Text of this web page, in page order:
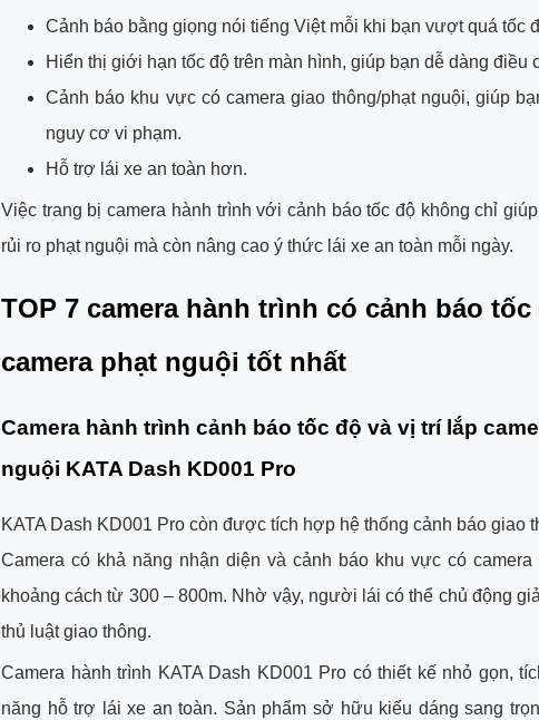
Cảnh báo bằng giọng nói tiếng Việt mỗi khi bạn vượt quá tốc
Hiển thị giới hạn tốc độ trên màn hình, giúp bạn dễ dàng điều
Cảnh báo khu vực có camera giao thông/phạt nguội, giúp
nguy cơ vi phạm.
Hỗ trợ lái xe an toàn hơn.
Việc trang bị camera hành trình với cảnh báo tốc độ không chỉ
rủi ro phạt nguội mà còn nâng cao ý thức lái xe an toàn mỗi ngày.
TOP 7 camera hành trình có cảnh báo tốc
camera phạt nguội tốt nhất
Camera hành trình cảnh báo tốc độ và vị trí lắp
nguội KATA Dash KD001 Pro
KATA Dash KD001 Pro còn được tích hợp hệ thống cảnh báo giao
Camera có khả năng nhận diện và cảnh báo khu vực có camera
khoảng cách từ 300 – 800m. Nhờ vậy, người lái có thể chủ động
thủ luật giao thông.
Camera hành trình KATA Dash KD001 Pro có thiết kế nhỏ gọn,
năng hỗ trợ lái xe an toàn. Sản phẩm sở hữu kiểu dáng sang